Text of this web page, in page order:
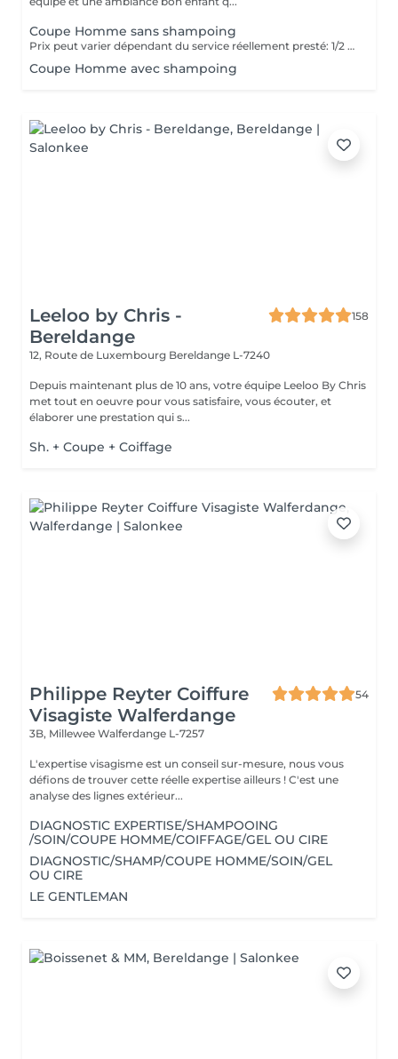
Coupe Homme sans shampoing
Prix peut varier dépendant du service réellement presté: 1/2 coupe Hommes : 19,5 Coupe cheveux secs : 23 Coupe Humide : 28,9
Coupe Homme avec shampoing
Leeloo by Chris -
Bereldange
158
12, Route de Luxembourg Bereldange L-7240
Depuis maintenant plus de 10 ans, votre équipe Leeloo By Chris
met tout en oeuvre pour vous satisfaire, vous écouter, et
élaborer une prestation qui s...
Sh. + Coupe + Coiffage
Philippe Reyter Coiffure
Visagiste Walferdange
54
3B, Millewee Walferdange L-7257
L'expertise visagisme est un conseil sur-mesure, nous vous
défions de trouver cette réelle expertise ailleurs ! C'est une
analyse des lignes extérieur...
DIAGNOSTIC EXPERTISE/SHAMPOOING
/SOIN/COUPE HOMME/COIFFAGE/GEL OU CIRE
DIAGNOSTIC/SHAMP/COUPE HOMME/SOIN/GEL
OU CIRE
LE GENTLEMAN